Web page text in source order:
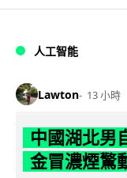
人工智能
Lawton 13 小時
中國湖北男
金冒濃煙驚